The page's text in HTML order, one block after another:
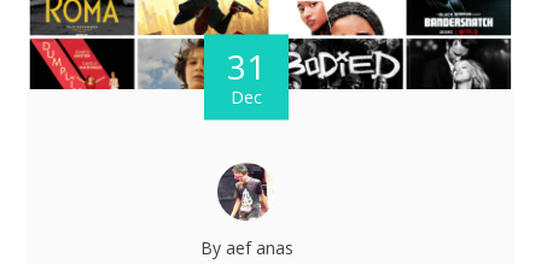
31
Dec
By aef anas